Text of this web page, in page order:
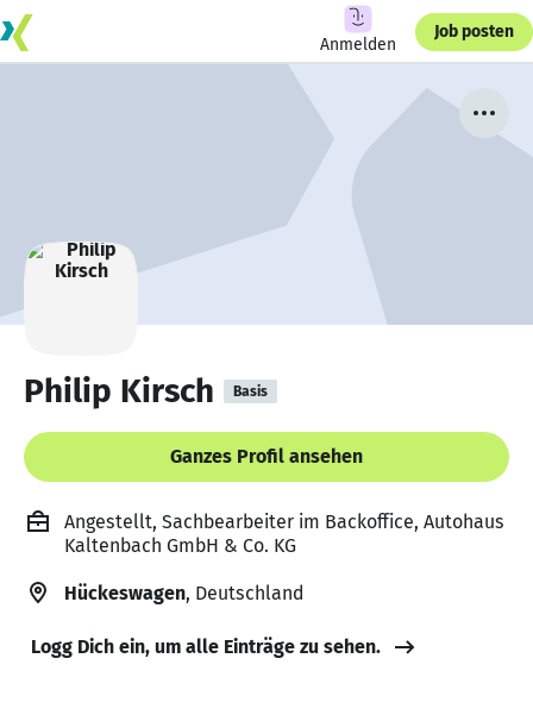
Anmelden
Job posten
Philip Kirsch Basis
Ganzes Profil ansehen
Angestellt, Sachbearbeiter im Backoffice, Autohaus
Kaltenbach GmbH & Co. KG
Hückeswagen, Deutschland
Logg Dich ein, um alle Einträge zu sehen.